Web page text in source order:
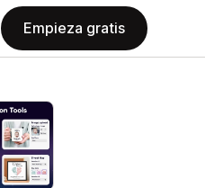
Empieza gratis